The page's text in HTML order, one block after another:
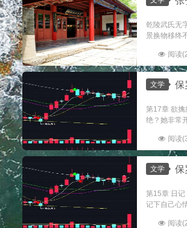
乾陵武氏无
景换物移终
阅读
文学 保
第17章 欲擒
绝？她非常
阅读
文学 保
第15章 日记
记下自己心
阅读